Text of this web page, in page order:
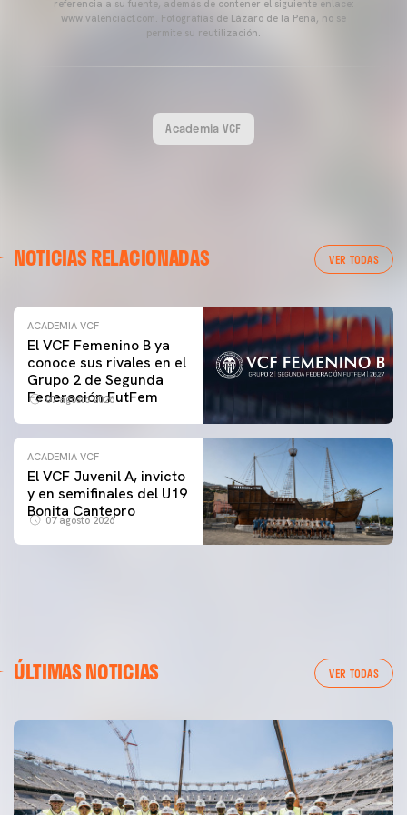
referencia a su fuente, además de contener el siguiente enlace:
www.valenciacf.com. Fotografías de Lázaro de la Peña, no se
permite su reutilización.
Academia VCF
NOTICIAS RELACIONADAS VER TODAS
ACADEMIA VCF
El VCF Femenino B ya
conoce sus rivales en el
Grupo 2 de Segunda
Federación FutFem
07 agosto 2026
ACADEMIA VCF
El VCF Juvenil A, invicto
y en semifinales del U19
Bonita Cantepro
07 agosto 2026
ÚLTIMAS NOTICIAS VER TODAS